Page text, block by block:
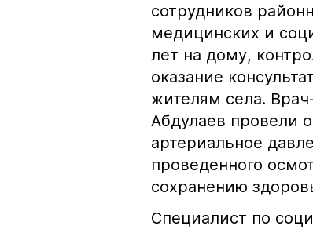
сотрудников
медицинских и
лет на дому,
оказание
жителям села.
Абдулаев провели
артериальное
проведенного
сохранению
Специалист по